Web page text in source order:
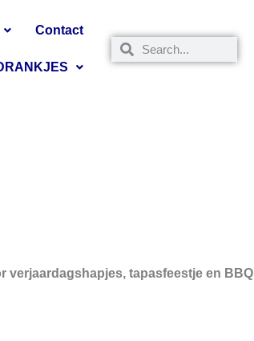
Contact
verjaardagshapjes, tapasfeestje en BBQ